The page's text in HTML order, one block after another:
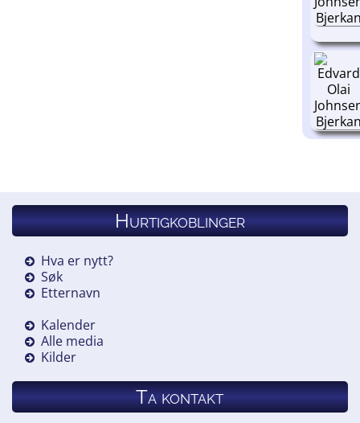
Hurtigkoblinger
Hva er nytt?
Søk
Etternavn
Kalender
Alle media
Kilder
Ta kontakt